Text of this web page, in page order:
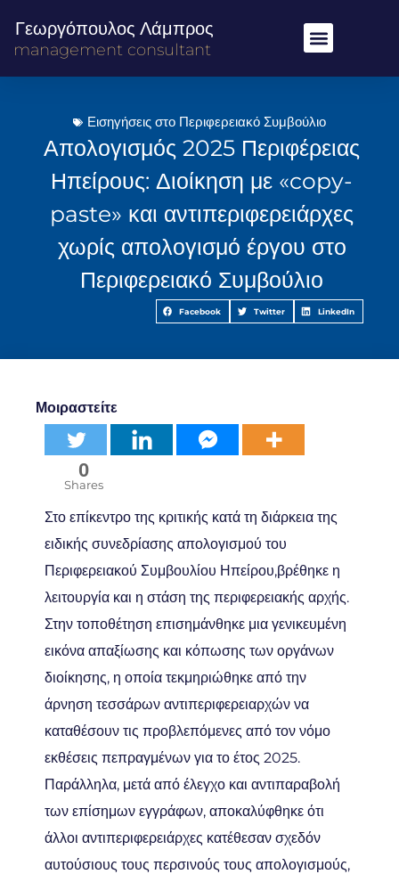
Γεωργόπουλος Λάμπρος
management consultant
Εισηγήσεις στο Περιφερειακό Συμβούλιο
Απολογισμός 2025 Περιφέρειας
Ηπείρους: Διοίκηση με «copy-
paste» και αντιπεριφερειάρχες
χωρίς απολογισμό έργου στο
Περιφερειακό Συμβούλιο
Facebook Twitter LinkedIn
Μοιραστείτε
0
Shares
Στο επίκεντρο της κριτικής κατά τη διάρκεια της
ειδικής συνεδρίασης απολογισμού του
Περιφερειακού Συμβουλίου Ηπείρου,βρέθηκε η
λειτουργία και η στάση της περιφερειακής αρχής.
Στην τοποθέτηση επισημάνθηκε μια γενικευμένη
εικόνα απαξίωσης και κόπωσης των οργάνων
διοίκησης, η οποία τεκμηριώθηκε από την
άρνηση τεσσάρων αντιπεριφερειαρχών να
καταθέσουν τις προβλεπόμενες από τον νόμο
εκθέσεις πεπραγμένων για το έτος 2025.
Παράλληλα, μετά από έλεγχο και αντιπαραβολή
των επίσημων εγγράφων, αποκαλύφθηκε ότι
άλλοι αντιπεριφερειάρχες κατέθεσαν σχεδόν
αυτούσιους τους περσινούς τους απολογισμούς,